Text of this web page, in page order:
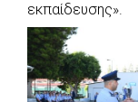
εκπαίδευσης».